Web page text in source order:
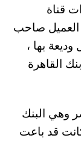
قناة
العميل صاحب
بها ،
القاهرة
وهي البنك
قد باعت